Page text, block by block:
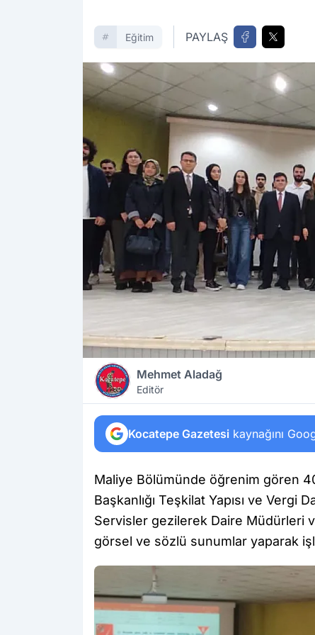
Eğitim PAYLAŞ
Mehmet Aladağ
Editör
Kocatepe Gazetesi kaynağını
Maliye Bölümünde öğrenim gören
Başkanlığı Teşkilat Yapısı ve
Servisler gezilerek Daire Müdürleri
görsel ve sözlü sunumlar yaparak